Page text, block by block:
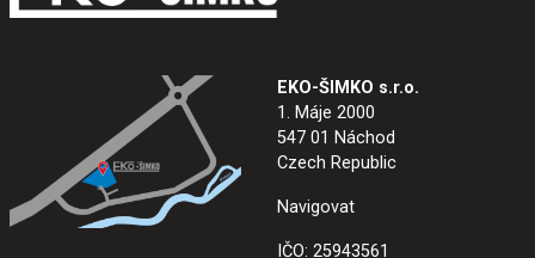
EKO-ŠIMKO s.r.o.
1. Máje 2000
547 01 Náchod
Czech Republic
Navigovat
IČO: 25943561